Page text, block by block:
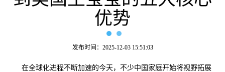
优势
发布时间：2025-12-03 15:51:03
在全球化进程不断加速的今天，不少中国家庭开始将视野拓展